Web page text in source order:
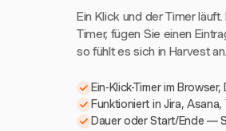
Ein Klick und der Timer
Timer, fügen Sie einen
so fühlt es sich in Harvest an.
Ein-Klick-Timer im
Funktioniert in Jira,
Dauer oder Start/Ende —